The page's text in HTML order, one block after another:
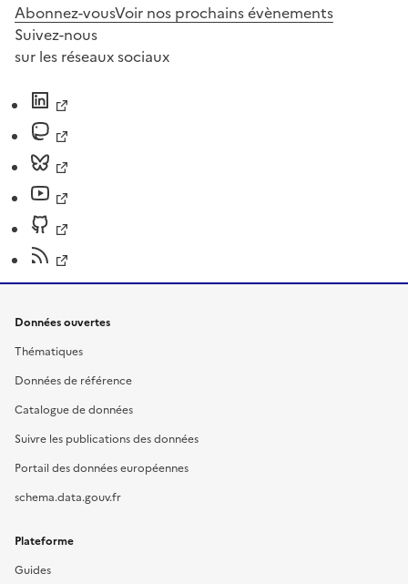
Abonnez-vousVoir nos prochains évènements
Suivez-nous
sur les réseaux sociaux
Données ouvertes
Thématiques
Données de référence
Catalogue de données
Suivre les publications des données
Portail des données européennes
schema.data.gouv.fr
Plateforme
Guides